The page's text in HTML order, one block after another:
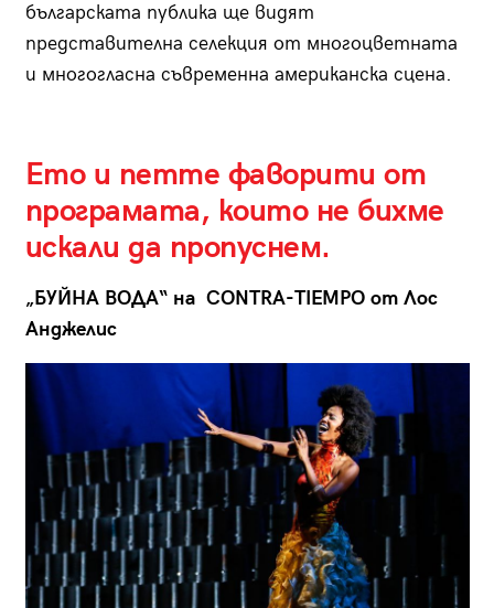
българската публика ще видят
представителна селекция от многоцветната
и многогласна съвременна американска сцена.
Ето и петте фаворити от
програмата, които не бихме
искали да пропуснем.
„БУЙНА ВОДА“ на CONTRA-TIEMPO от Лос
Анджелис